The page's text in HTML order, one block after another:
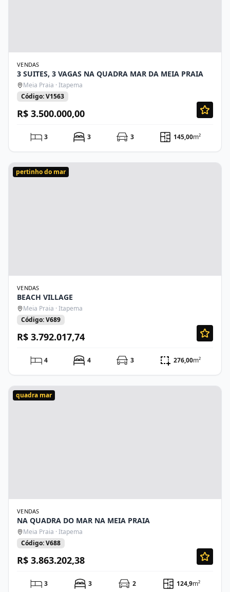
VENDAS
3 SUITES, 3 VAGAS NA QUADRA MAR DA MEIA PRAIA
Meia Praia · Itapema
Código: V1563
R$ 3.500.000,00
3 3 3 145,00m²
pertinho do mar
VENDAS
BEACH VILLAGE
Meia Praia · Itapema
Código: V689
R$ 3.792.017,74
4 4 3 276,00m²
quadra mar
VENDAS
NA QUADRA DO MAR NA MEIA PRAIA
Meia Praia · Itapema
Código: V688
R$ 3.863.202,38
3 3 2 124,9m²